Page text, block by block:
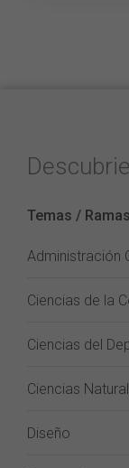
Temas /
Administración
Ciencias de la
Ciencias del
Ciencias
Diseño